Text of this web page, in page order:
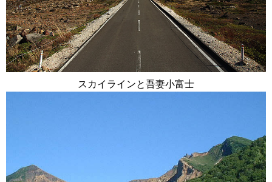
スカイラインと吾妻小富士